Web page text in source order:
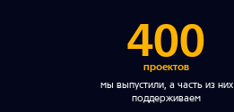
400
проектов
мы выпустили, а часть из них
поддерживаем